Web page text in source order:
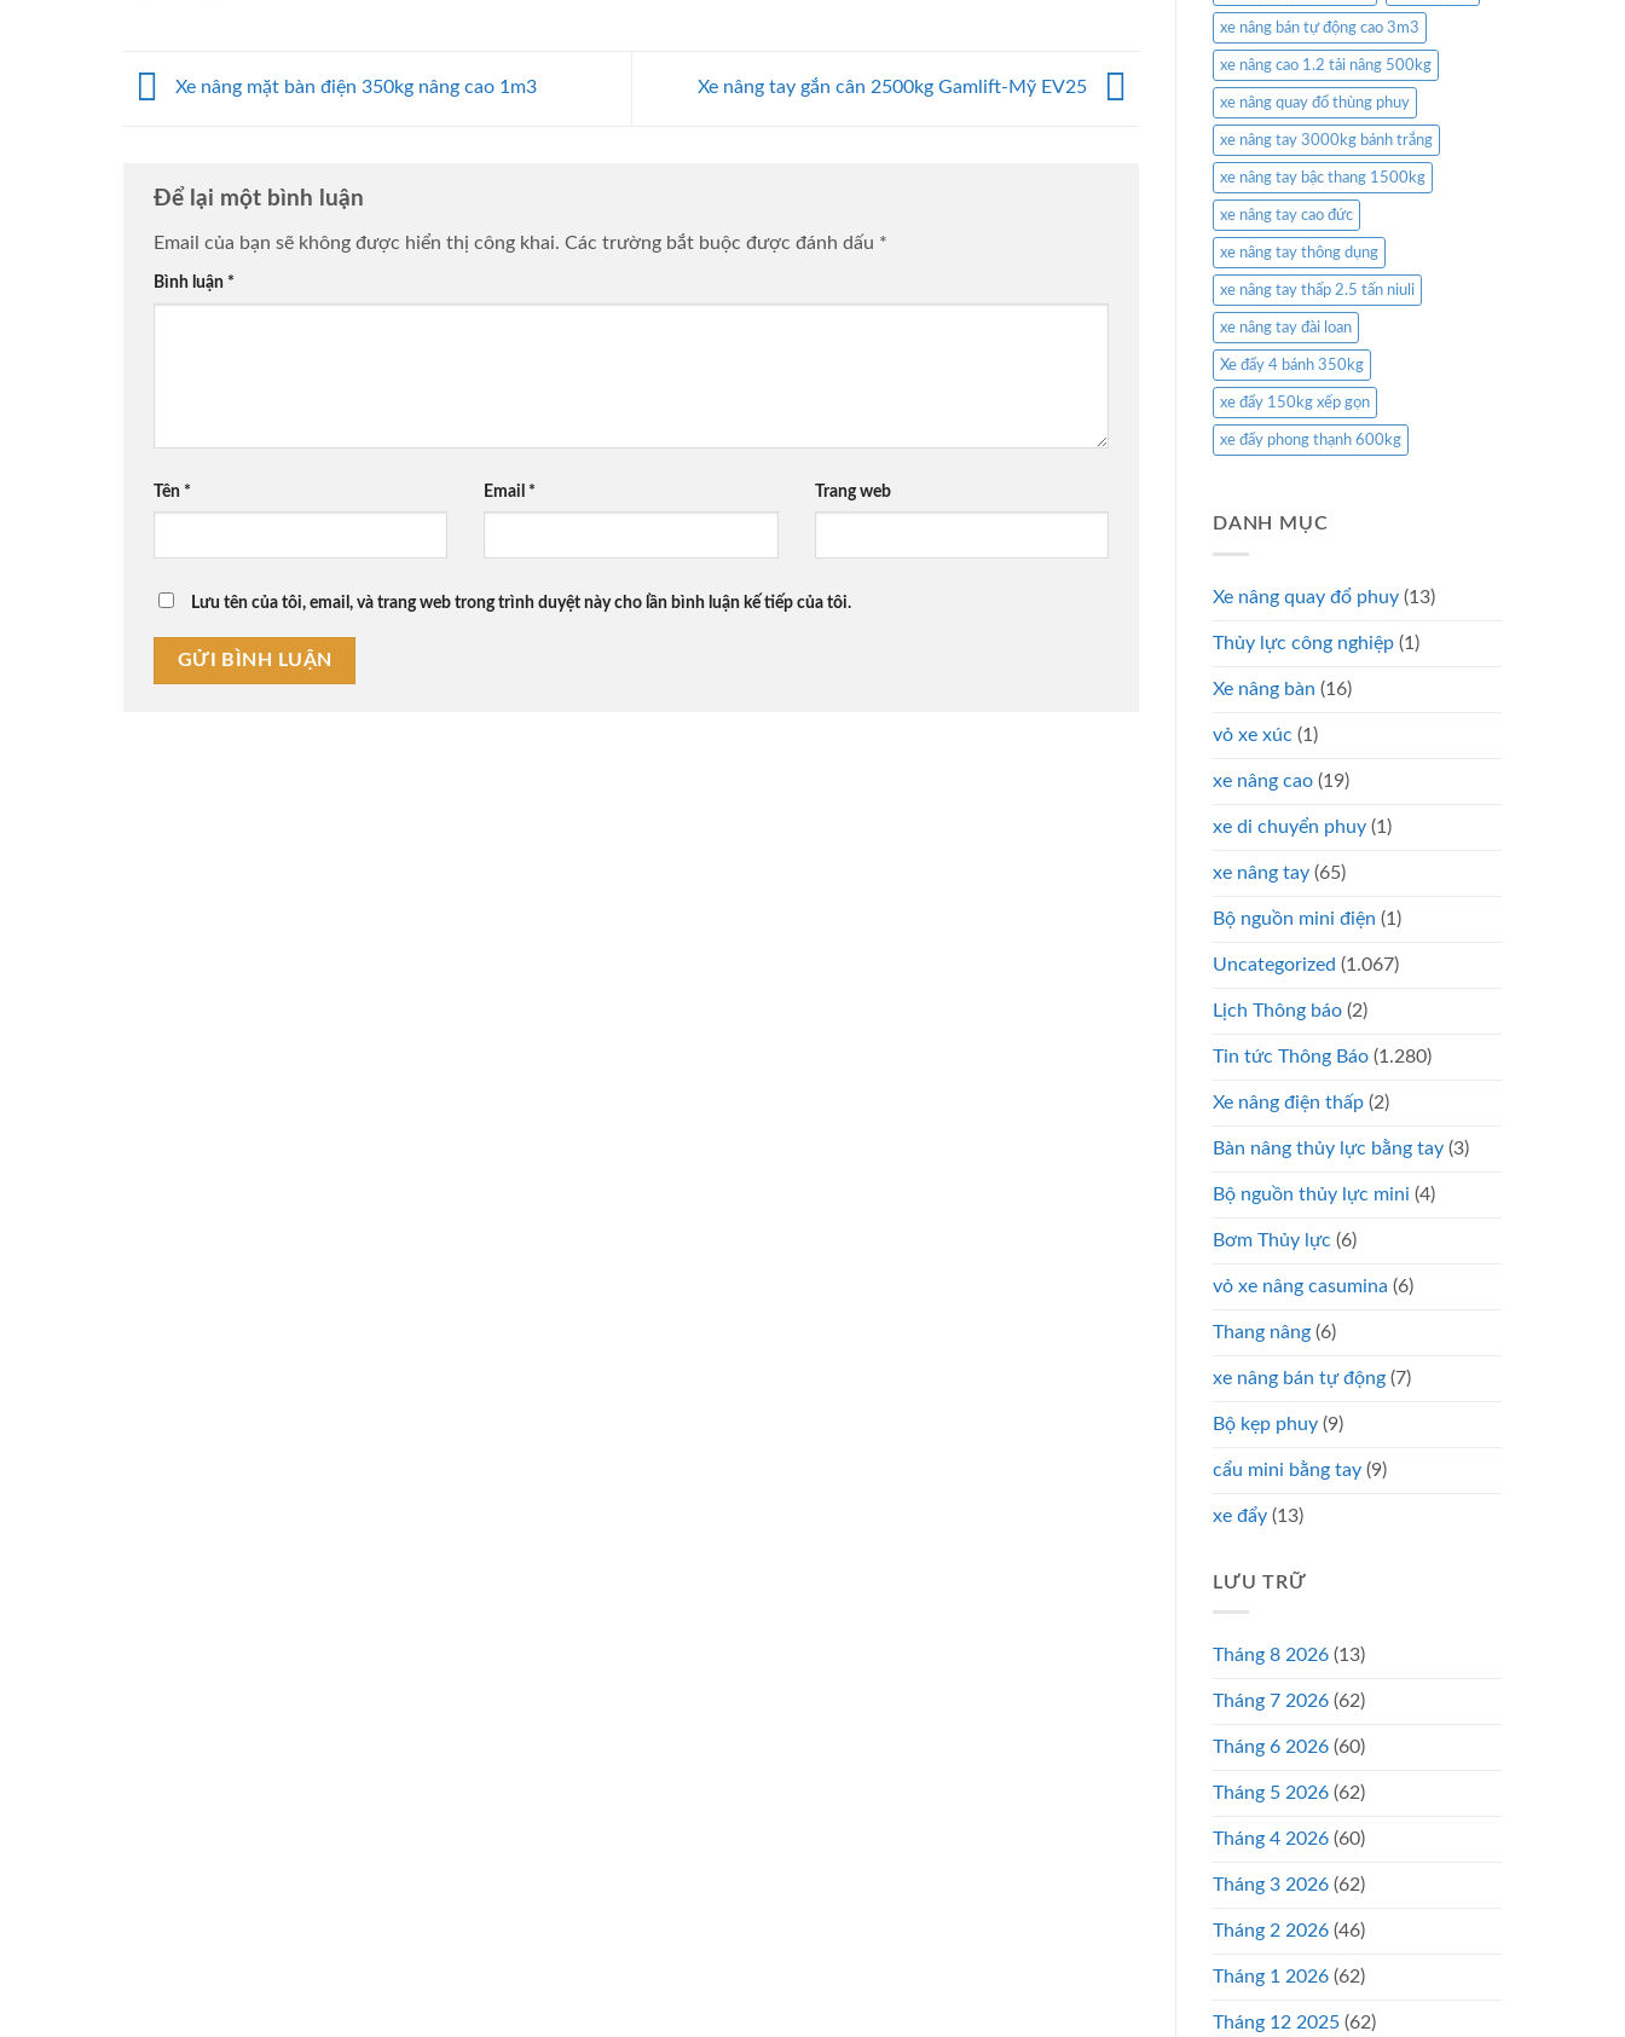
Xe nâng mặt bàn điện 350kg nâng cao 1m3 Xe nâng tay gắn cân 2500kg Gamlift-Mỹ EV25
Để lại một bình luận
Email của bạn sẽ không được hiển thị công khai. Các trường bắt buộc được đánh dấu *
Bình luận *
Tên * Email * Trang web
Lưu tên của tôi, email, và trang web trong trình duyệt này cho lần bình luận kế tiếp của tôi.
xe nâng bán tự động cao 3m3
xe nâng cao 1.2 tải nâng 500kg
xe nâng quay đổ thùng phuy
xe nâng tay 3000kg bánh trắng
xe nâng tay bậc thang 1500kg
xe nâng tay cao đức
xe nâng tay thông dụng
xe nâng tay thấp 2.5 tấn niuli
xe nâng tay đài loan
Xe đẩy 4 bánh 350kg
xe đẩy 150kg xếp gọn
xe đẩy phong thạnh 600kg
DANH MỤC
Xe nâng quay đổ phuy (13)
Thủy lực công nghiệp (1)
Xe nâng bàn (16)
vỏ xe xúc (1)
xe nâng cao (19)
xe di chuyển phuy (1)
xe nâng tay (65)
Bộ nguồn mini điện (1)
Uncategorized (1.067)
Lịch Thông báo (2)
Tin tức Thông Báo (1.280)
Xe nâng điện thấp (2)
Bàn nâng thủy lực bằng tay (3)
Bộ nguồn thủy lực mini (4)
Bơm Thủy lực (6)
vỏ xe nâng casumina (6)
Thang nâng (6)
xe nâng bán tự động (7)
Bộ kẹp phuy (9)
cẩu mini bằng tay (9)
xe đẩy (13)
LƯU TRỮ
Tháng 8 2026 (13)
Tháng 7 2026 (62)
Tháng 6 2026 (60)
Tháng 5 2026 (62)
Tháng 4 2026 (60)
Tháng 3 2026 (62)
Tháng 2 2026 (46)
Tháng 1 2026 (62)
Tháng 12 2025 (62)